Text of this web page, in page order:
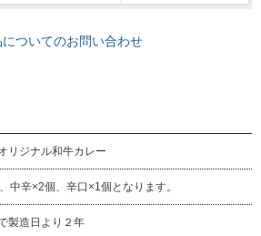
お問合せフォーム
についてのお問い合わせ
リジナル和牛カレー
中辛×2個、辛口×1個となります。
製造日より２年